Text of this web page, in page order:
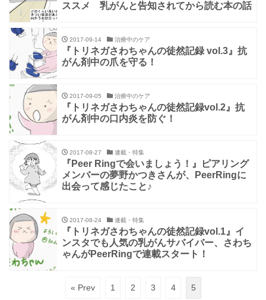
ススメ 乳がんと告知されてから読む本の話
2017-09-14 治療中のケア
『トリネガさわちゃんの徒然記録 vol.3』抗
がん剤中の爪を守る！
2017-09-05 治療中のケア
『トリネガさわちゃんの徒然記録vol.2』抗
がん剤中の口内炎を防ぐ！
2017-08-27 連載・特集
『Peer Ringで会いましょう！』ピアリング
メンバーの夢野かつきさんが、PeerRingに
出会って感じたこと♪
2017-08-24 連載・特集
『トリネガさわちゃんの徒然記録vol.1』イ
ンスタでも人気の乳がんサバイバー、さわち
ゃんがPeerRingで連載スタート！
« Prev 1 2 3 4 5